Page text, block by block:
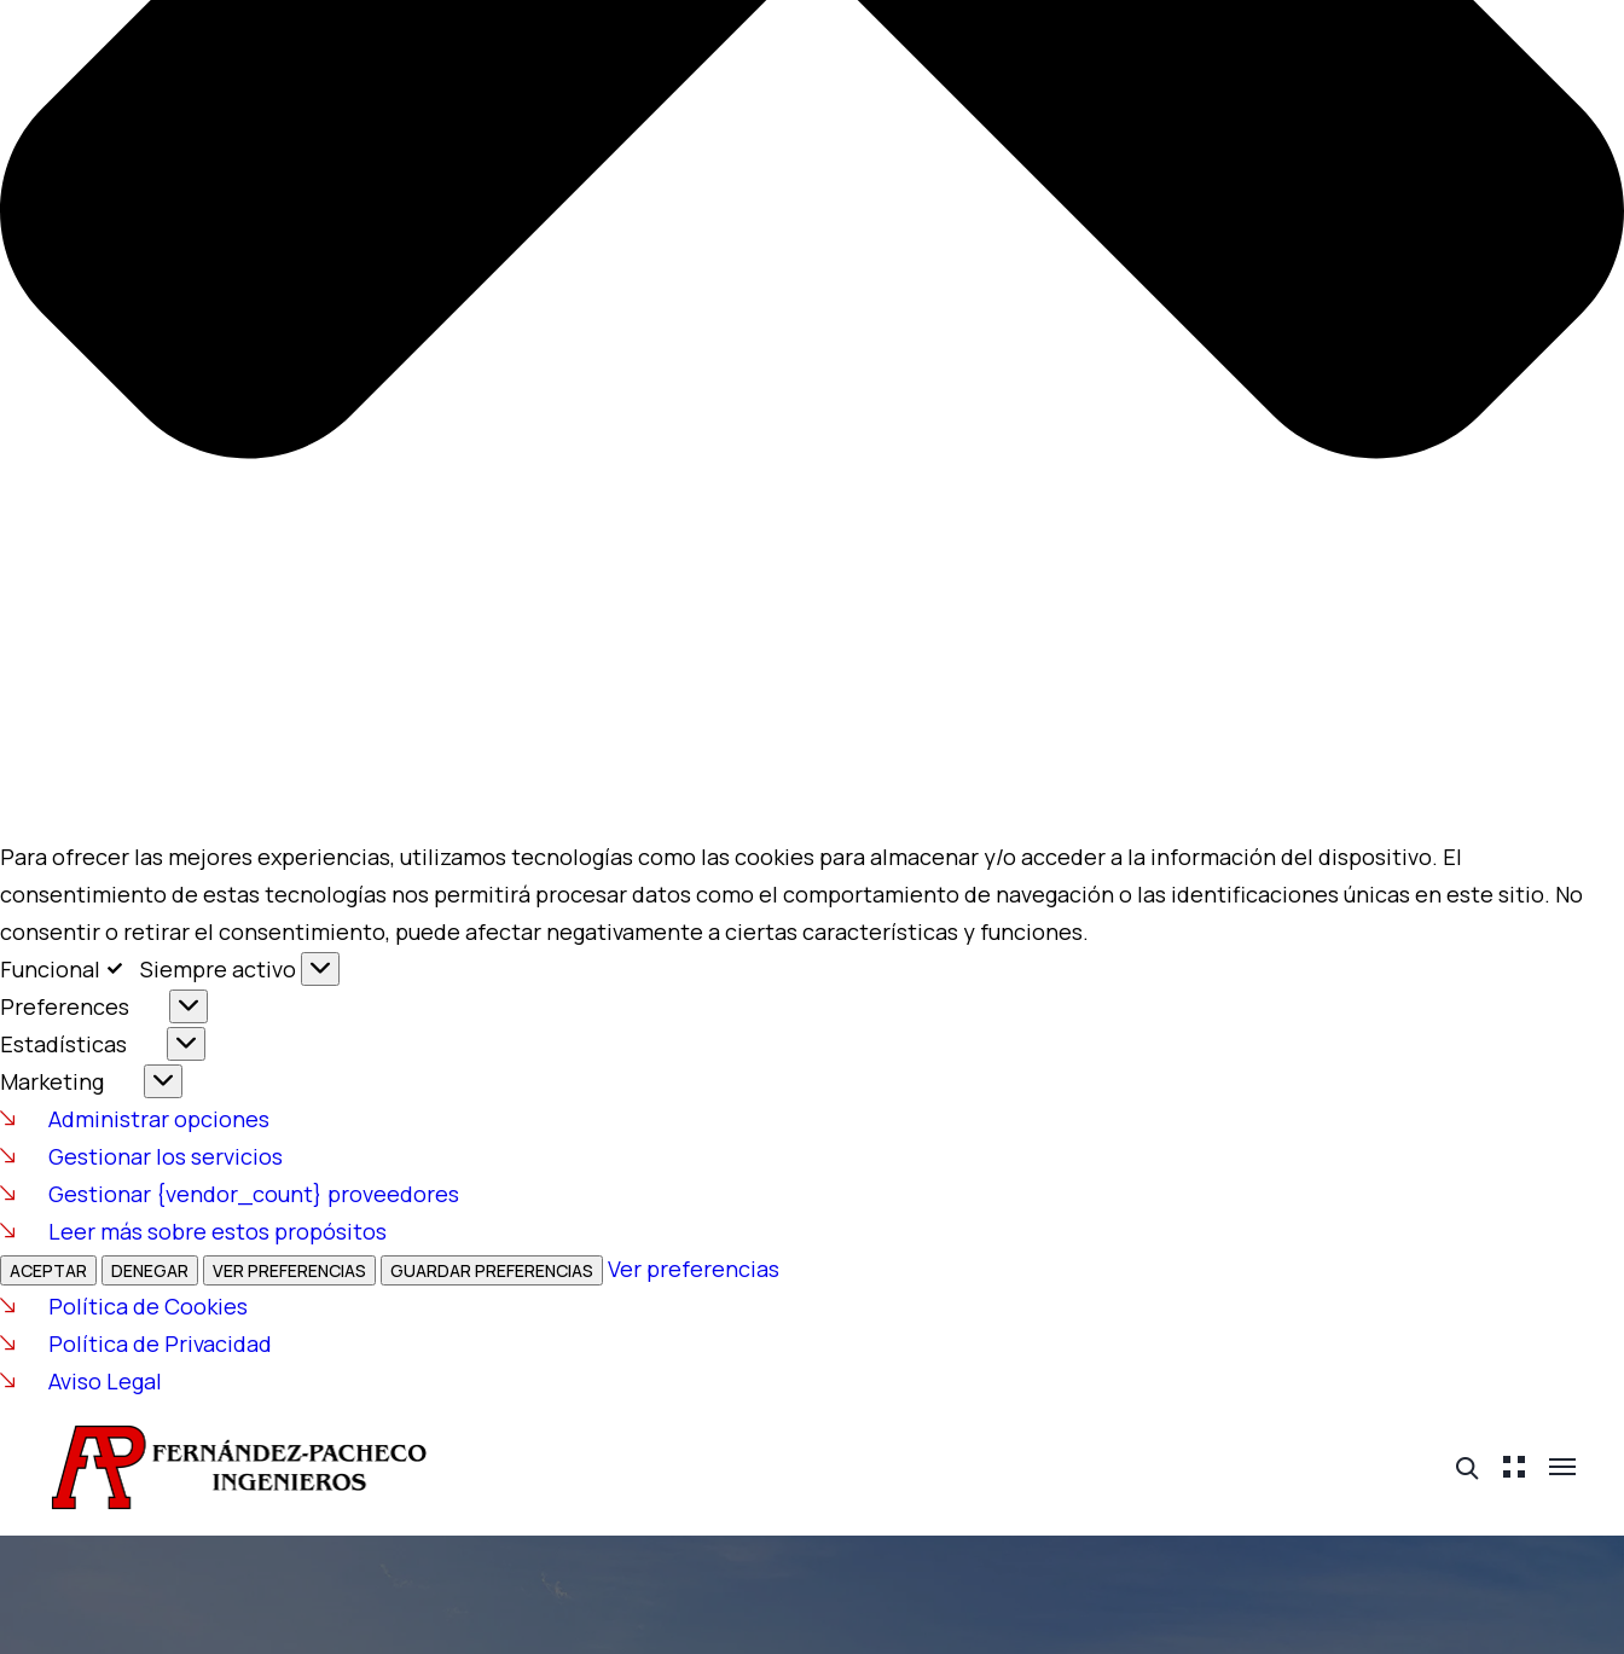
Para ofrecer las mejores experiencias, utilizamos tecnologías como las cookies para almacenar y/o acceder a la información del dispositivo. El
consentimiento de estas tecnologías nos permitirá procesar datos como el comportamiento de navegación o las identificaciones únicas en este sitio. No
consentir o retirar el consentimiento, puede afectar negativamente a ciertas características y funciones.
Funcional
Siempre activo
Preferences
Estadísticas
Marketing
Administrar opciones
Gestionar los servicios
Gestionar {vendor_count} proveedores
Leer más sobre estos propósitos
ACEPTAR DENEGAR VER PREFERENCIAS GUARDAR PREFERENCIAS
Ver preferencias
Política de Cookies
Política de Privacidad
Aviso Legal